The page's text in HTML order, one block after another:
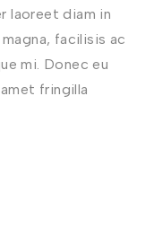
laoreet diam in
facilisis ac
mi. Donec eu
fringilla